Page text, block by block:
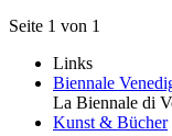
Seite 1 von 1
Links
Biennale
La Biennale di
Kunst & Bücher